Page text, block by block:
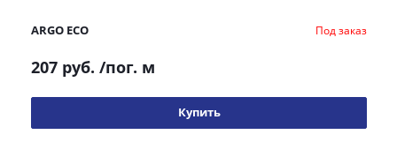
ARGO ECO Под заказ
207 руб. /пог. м
Купить